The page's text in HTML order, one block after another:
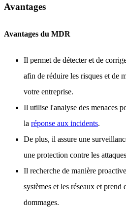
Avantages
Avantages du MDR
Il permet de détecter et de
afin de réduire les risques et de
votre entreprise.
Il utilise l'analyse des menaces
la réponse aux incidents.
De plus, il assure une
une protection contre les
Il recherche de manière
systèmes et les réseaux et prend
dommages.